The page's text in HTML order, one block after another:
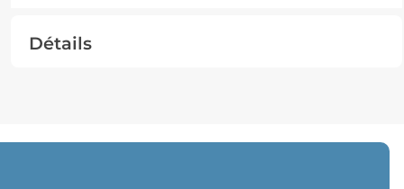
Détails